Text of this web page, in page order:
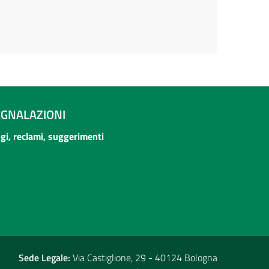
reclami, suggerimenti
Sede Legale: Via Castiglione, 29 - 40124 Bologna